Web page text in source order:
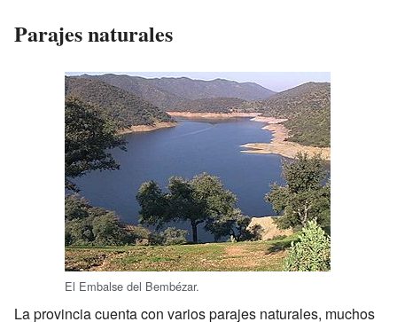
Parajes naturales
El Embalse del Bembézar.
La provincia cuenta con varios parajes naturales, muchos